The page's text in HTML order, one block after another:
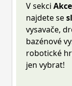
V sekci Akce
najdete se
vysavače,
bazénové
robotické
jen vybrat!